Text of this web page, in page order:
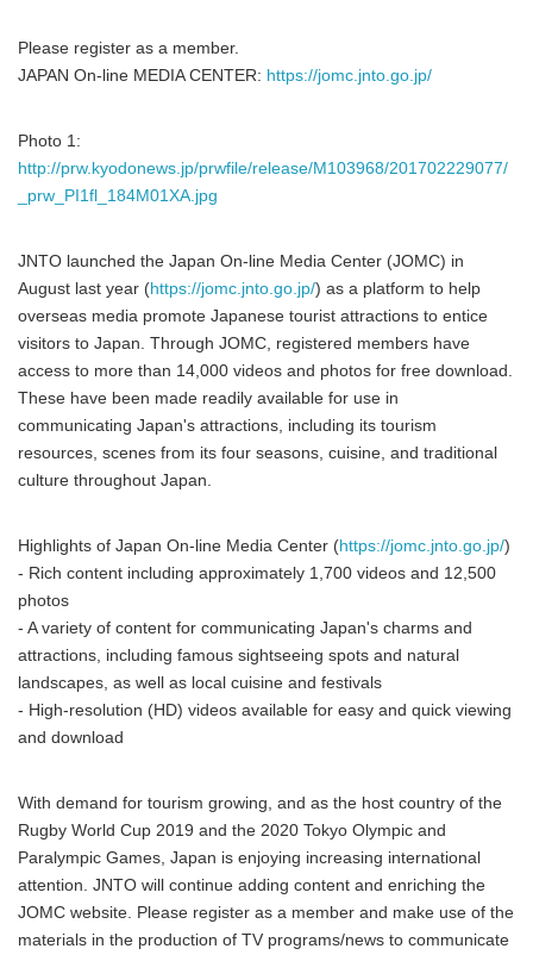
Please register as a member.
JAPAN On-line MEDIA CENTER: https://jomc.jnto.go.jp/
Photo 1:
http://prw.kyodonews.jp/prwfile/release/M103968/201702229077/
_prw_PI1fl_184M01XA.jpg
JNTO launched the Japan On-line Media Center (JOMC) in
August last year (https://jomc.jnto.go.jp/) as a platform to help
overseas media promote Japanese tourist attractions to entice
visitors to Japan. Through JOMC, registered members have
access to more than 14,000 videos and photos for free download.
These have been made readily available for use in
communicating Japan's attractions, including its tourism
resources, scenes from its four seasons, cuisine, and traditional
culture throughout Japan.
Highlights of Japan On-line Media Center (https://jomc.jnto.go.jp/)
- Rich content including approximately 1,700 videos and 12,500
photos
- A variety of content for communicating Japan's charms and
attractions, including famous sightseeing spots and natural
landscapes, as well as local cuisine and festivals
- High-resolution (HD) videos available for easy and quick viewing
and download
With demand for tourism growing, and as the host country of the
Rugby World Cup 2019 and the 2020 Tokyo Olympic and
Paralympic Games, Japan is enjoying increasing international
attention. JNTO will continue adding content and enriching the
JOMC website. Please register as a member and make use of the
materials in the production of TV programs/news to communicate